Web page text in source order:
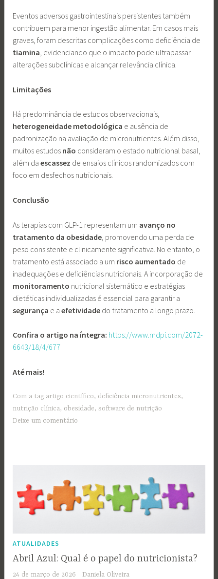
Eventos adversos gastrointestinais persistentes também
contribuem para menor ingestão alimentar. Em casos mais
graves, foram descritas complicações como deficiência de
tiamina, evidenciando que o impacto pode ultrapassar
alterações subclínicas e alcançar relevância clínica.
Limitações
Há predominância de estudos observacionais,
heterogeneidade metodológica e ausência de
padronização na avaliação de micronutrientes. Além disso,
muitos estudos não consideram o estado nutricional basal,
além daescassez de ensaios clínicos randomizados com
foco em desfechos nutricionais.
Conclusão
As terapias com GLP-1 representam um avanço no
tratamento da obesidade , promovendo uma perda de
peso consistente e clinicamente significativa. No entanto, o
tratamento está associado a um risco aumentado de
inadequações e deficiências nutricionais. A incorporação de
monitoramento nutricional sistemático e estratégias
dietéticas individualizadas é essencial para garantir a
segurança e aefetividade do tratamento a longo prazo.
Confira o artigo na íntegra: https://www.mdpi.com/2072-
6643/18/4/677
Até mais!
Com a tag artigo científico, deficiência micronutrientes,
nutrição clínica, obesidade,software de nutrição
Deixe um comentário
ATUALIDADES
Abril Azul: Qual é o papel do nutricionista?
24 de março de 2026 Daniela Oliveira